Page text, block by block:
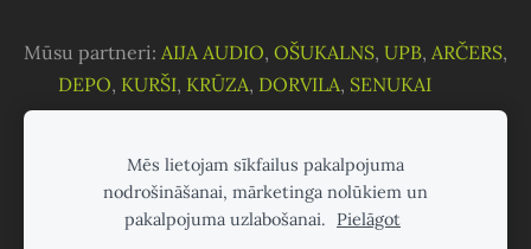
Mūsu partneri: AIJA AUDIO, OŠUKALNS, UPB, ARČERS,
DEPO, KURŠI, KRŪZA, DORVILA, SENUKAI
Mēs lietojam sīkfailus pakalpojuma
nodrošināšanai, mārketinga nolūkiem un
pakalpojuma uzlabošanai.
Pielāgot